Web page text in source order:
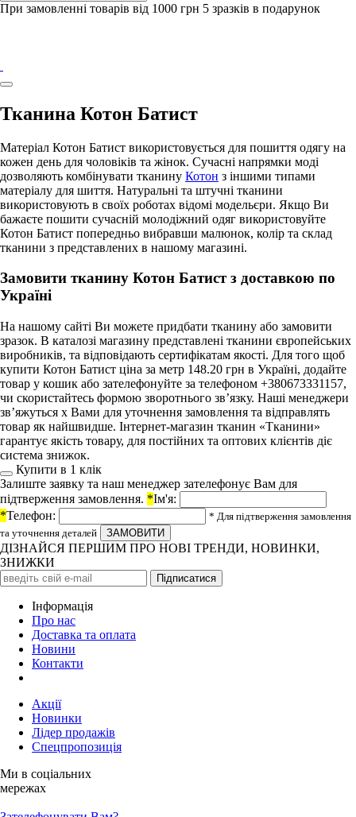
При замовленні товарів від 1000 грн 5 зразків в подарунок
Тканина Котон Батист
Матеріал Котон Батист використовується для пошиття одягу на
кожен день для чоловіків та жінок. Сучасні напрямки моді
дозволяють комбінувати тканину Котон з іншими типами
матеріалу для шиття. Натуральні та штучні тканини
використовують в своїх роботах відомі модельєри. Якщо Ви
бажаєте пошити сучасній молодіжний одяг використовуйте
Котон Батист попередньо вибравши малюнок, колір та склад
тканини з представлених в нашому магазині.
Замовити тканину Котон Батист з доставкою по
Україні
На нашому сайті Ви можете придбати тканину або замовити
зразок. В каталозі магазину представлені тканини європейських
виробників, та відповідають сертифікатам якості. Для того щоб
купити Котон Батист ціна за метр 148.20 грн в Україні, додайте
товар у кошик або зателефонуйте за телефоном +380673331157,
чи скористайтесь формою зворотнього зв’язку. Наші менеджери
зв’яжуться х Вами для уточнення замовлення та відправлять
товар як найшвидше. Інтернет-магазин тканин «Тканини»
гарантує якість товару, для постійних та оптових клієнтів діє
система знижок.
Купити в 1 клiк
Залиште заявку та наш менеджер зателефонує Вам для
підтверження замовлення. *Ім'я:
*Телефон:
* Для підтверження замовлення
та уточнення деталей
ДІЗНАЙСЯ ПЕРШИМ ПРО НОВІ ТРЕНДИ, НОВИНКИ,
ЗНИЖКИ
Iнформація
Про нас
Доставка та оплата
Новини
Контакти
Акції
Новинки
Лідер продажів
Спецпропозиція
Ми в соціальних
мережах